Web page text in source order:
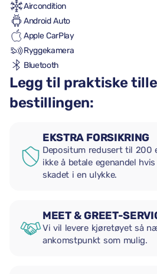
Aircondition
Android Auto
Apple CarPlay
Ryggekamera
Bluetooth
Legg til praktiske
bestillingen:
EKSTRA FORSIKRING
Depositum redusert til 200
ikke å betale egenandel
skadet i en ulykke.
MEET & GREET-
Vi vil levere kjøretøyet så
ankomstpunkt som mulig.